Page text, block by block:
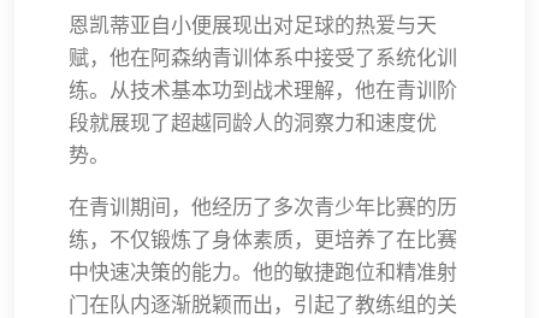
恩凯蒂亚自小便展现出对足球的热爱与天
赋，他在阿森纳青训体系中接受了系统化训
练。从技术基本功到战术理解，他在青训阶
段就展现了超越同龄人的洞察力和速度优
势。
在青训期间，他经历了多次青少年比赛的历
练，不仅锻炼了身体素质，更培养了在比赛
中快速决策的能力。他的敏捷跑位和精准射
门在队内逐渐脱颖而出，引起了教练组的关